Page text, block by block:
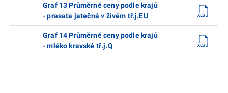
Graf 13 Průměrné ceny podle krajů
- prasata jatečná v živém tř.j.EU
Graf 14 Průměrné ceny podle krajů
- mléko kravské tř.j.Q